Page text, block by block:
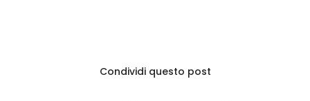
Condividi questo post